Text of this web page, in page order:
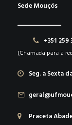
Sede Mouçós
+351 259
(Chamada para a
Seg. a Sexta
Praceta